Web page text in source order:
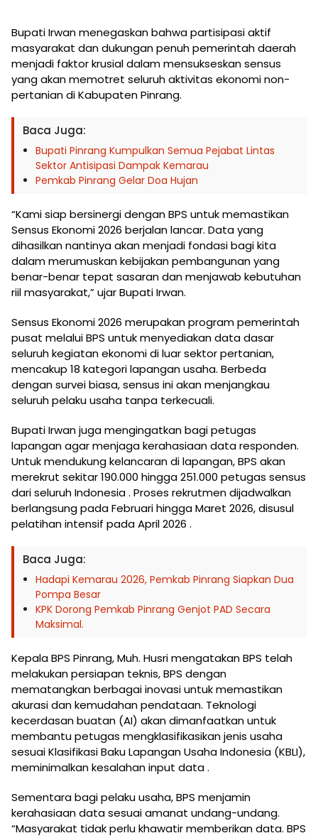
Bupati Irwan menegaskan bahwa partisipasi aktif
masyarakat dan dukungan penuh pemerintah daerah
menjadi faktor krusial dalam mensukseskan sensus
yang akan memotret seluruh aktivitas ekonomi non-
pertanian di Kabupaten Pinrang.
Baca Juga:
Bupati Pinrang Kumpulkan Semua Pejabat Lintas
Sektor Antisipasi Dampak Kemarau
Pemkab Pinrang Gelar Doa Hujan
“Kami siap bersinergi dengan BPS untuk memastikan
Sensus Ekonomi 2026 berjalan lancar. Data yang
dihasilkan nantinya akan menjadi fondasi bagi kita
dalam merumuskan kebijakan pembangunan yang
benar-benar tepat sasaran dan menjawab kebutuhan
riil masyarakat,” ujar Bupati Irwan.
Sensus Ekonomi 2026 merupakan program pemerintah
pusat melalui BPS untuk menyediakan data dasar
seluruh kegiatan ekonomi di luar sektor pertanian,
mencakup 18 kategori lapangan usaha. Berbeda
dengan survei biasa, sensus ini akan menjangkau
seluruh pelaku usaha tanpa terkecuali.
Bupati Irwan juga mengingatkan bagi petugas
lapangan agar menjaga kerahasiaan data responden.
Untuk mendukung kelancaran di lapangan, BPS akan
merekrut sekitar 190.000 hingga 251.000 petugas sensus
dari seluruh Indonesia . Proses rekrutmen dijadwalkan
berlangsung pada Februari hingga Maret 2026, disusul
pelatihan intensif pada April 2026 .
Baca Juga:
Hadapi Kemarau 2026, Pemkab Pinrang Siapkan Dua
Pompa Besar
KPK Dorong Pemkab Pinrang Genjot PAD Secara
Maksimal.
Kepala BPS Pinrang, Muh. Husri mengatakan BPS telah
melakukan persiapan teknis, BPS dengan
mematangkan berbagai inovasi untuk memastikan
akurasi dan kemudahan pendataan. Teknologi
kecerdasan buatan (AI) akan dimanfaatkan untuk
membantu petugas mengklasifikasikan jenis usaha
sesuai Klasifikasi Baku Lapangan Usaha Indonesia (KBLI),
meminimalkan kesalahan input data .
Sementara bagi pelaku usaha, BPS menjamin
kerahasiaan data sesuai amanat undang-undang.
“Masyarakat tidak perlu khawatir memberikan data. BPS